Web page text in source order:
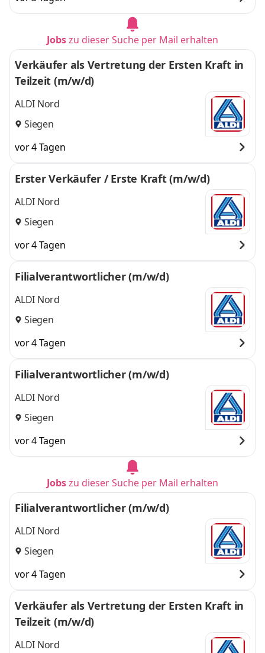
Jobszu dieser Suche per Mail erhalten
Verkäufer als Vertretung der Ersten Kraft in
Teilzeit (m/w/d)
ALDI Nord
Siegen
vor 4 Tagen
Erster Verkäufer / Erste Kraft (m/w/d)
ALDI Nord
Siegen
vor 4 Tagen
Filialverantwortlicher (m/w/d)
ALDI Nord
Siegen
vor 4 Tagen
Filialverantwortlicher (m/w/d)
ALDI Nord
Siegen
vor 4 Tagen
Jobszu dieser Suche per Mail erhalten
Filialverantwortlicher (m/w/d)
ALDI Nord
Siegen
vor 4 Tagen
Verkäufer als Vertretung der Ersten Kraft in
Teilzeit (m/w/d)
ALDI Nord